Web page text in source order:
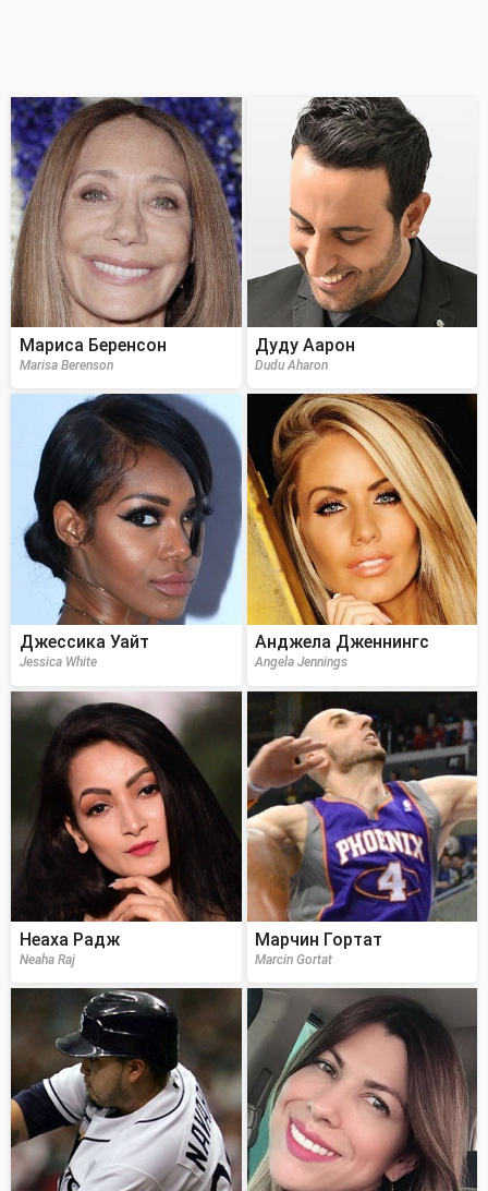
Мариса Беренсон
Marisa Berenson
Дуду Аарон
Dudu Aharon
Джессика Уайт
Jessica White
Анджела Дженнингс
Angela Jennings
Неаха Радж
Neaha Raj
Марчин Гортат
Marcin Gortat